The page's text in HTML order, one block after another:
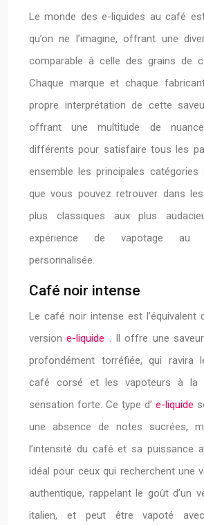
Le monde des e-liquides au café
qu’on ne l’imagine, offrant une
comparable à celle des grains de
Chaque marque et chaque
propre interprétation de cette
offrant une multitude de
différents pour satisfaire tous les
ensemble les principales
que vous pouvez retrouver dans
plus classiques aux plus
expérience de vapotage au
personnalisée.
Café noir intense
Le café noir intense est l’équivalent
versione-liquide . Il offre une
profondément torréfiée, qui ravira
café corsé et les vapoteurs à la
sensation forte. Ce type d’ e-liquide
une absence de notes sucrées,
l’intensité du café et sa puissance
idéal pour ceux qui recherchent une
authentique, rappelant le goût d’un
italien, et peut être vapoté